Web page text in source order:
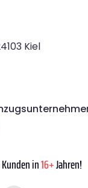
Kiel
in16+Jahren!